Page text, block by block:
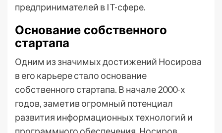
предпринимателей в IT-сфере.
Основание собственного
стартапа
Одним из значимых достижений Носирова
в его карьере стало основание
собственного стартапа. В начале 2000-х
годов, заметив огромный потенциал
развития информационных технологий и